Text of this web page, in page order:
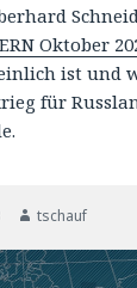
Oktober
ist und
für
Autor
tschauf